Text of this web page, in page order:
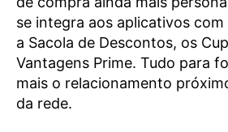
se integra aos aplicativos
a Sacola de Descontos, os
Vantagens Prime. Tudo para
mais o relacionamento
da rede.